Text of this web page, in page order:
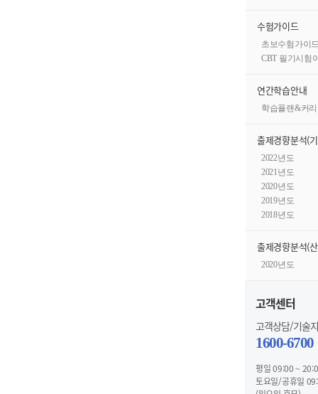
수험가이드
초보수험가이
CBT 필기시험
연간학습안내
학습플랜&커
출제경향분석(
2022년도
2021년도
2020년도
2019년도
2018년도
출제경향분석(
2020년도
고객센터
고객상담/기술
1600-6700
평일 09:00 ~
토요일/공휴일